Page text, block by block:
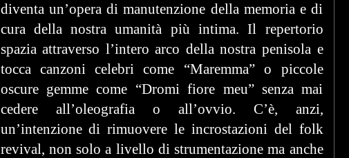
diventa un’opera di manutenzione della memoria e di
cura della nostra umanità più intima. Il repertorio
spazia attraverso l’intero arco della nostra penisola e
tocca canzoni celebri come “Maremma” o piccole
oscure gemme come “Dromi fiore meu” senza mai
cedere all’oleografia o all’ovvio. C’è, anzi,
un’intenzione di rimuovere le incrostazioni del folk
revival, non solo a livello di strumentazione ma anche